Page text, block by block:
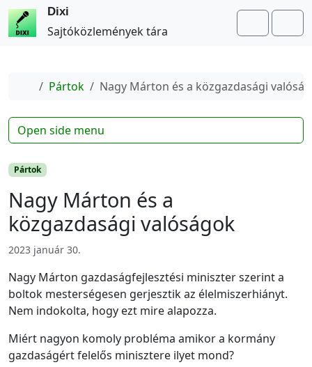
Dixi
Sajtóközlemények tára
Home
Pártok Nagy Márton és a közgazdasági
Pártok
Nagy Márton és a
közgazdasági valóságok
2023 január 30.
Nagy Márton gazdaságfejlesztési miniszter szerint a
boltok mesterségesen gerjesztik az élelmiszerhiányt.
Nem indokolta, hogy ezt mire alapozza.
Miért nagyon komoly probléma amikor a kormány
gazdaságért felelős minisztere ilyet mond?
Open side menu